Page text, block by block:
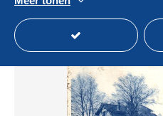
Statuut
Nieuw